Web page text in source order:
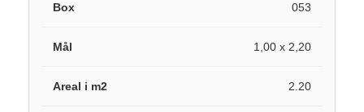
053
1,00 x 2,20
2.20